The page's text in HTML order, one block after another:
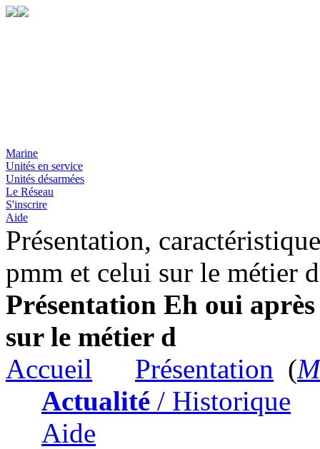
Marine
Unités en service
Unités désarmées
Le Réseau
S'inscrire
Aide
Présentation,
pmm et celui sur le métier d
Présentation Eh oui
sur le métier d
Accueil
Présentation (
Actualité / Historique
Aide